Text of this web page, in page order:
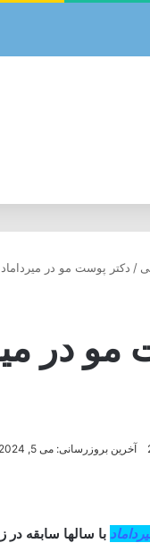
/ دکتر پوست مو در
مو در
آخرین بروزرسانی: می 5, 2024
با سالها سابقه